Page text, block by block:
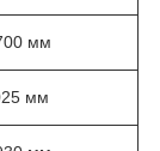
мм
мм